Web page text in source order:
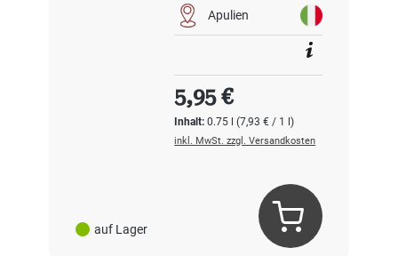
auf Lager
Apulien
Inhalt:0.75 l(7,93 € / 1 l)
Regulärer Preis:
5,95 €
inkl. MwSt. zzgl. Versandkosten